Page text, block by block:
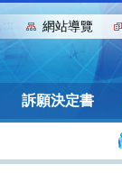
::: 網站導覽
訴願決定書